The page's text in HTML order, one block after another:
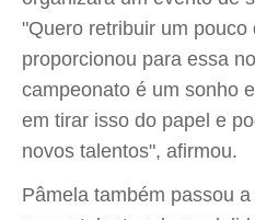
"Quero retribuir um
proporcionou para essa
campeonato é um sonho
em tirar isso do papel e
novos talentos", afirmou.
Pâmela também passou